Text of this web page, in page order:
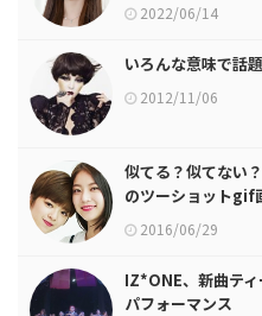
2022/06/14
いろんな意味で話
2012/11/06
似てる？似てない
のツーショットgif
2016/06/29
IZ*ONE、新曲テ
パフォーマンス